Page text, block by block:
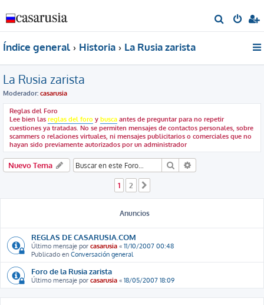
u
Índice general Historia La Rusia zarista
La Rusia zarista
Moderador: casarusia
Reglas del Foro
Lee bien las reglas del foro y busca antes de preguntar para no repetir
cuestiones ya tratadas. No se permiten mensajes de contactos personales, sobre
scammers o relaciones virtuales, ni mensajes publicitarios o comerciales que no
hayan sido previamente autorizados por un administrador
Nuevo Tema Buscar
1 2
Anuncios
REGLAS DE CASARUSIA.COM
Último mensaje por casarusia « 11/10/2007 00:48
Publicado en Conversación general
Foro de la Rusia zarista
Último mensaje por casarusia « 18/05/2007 18:09